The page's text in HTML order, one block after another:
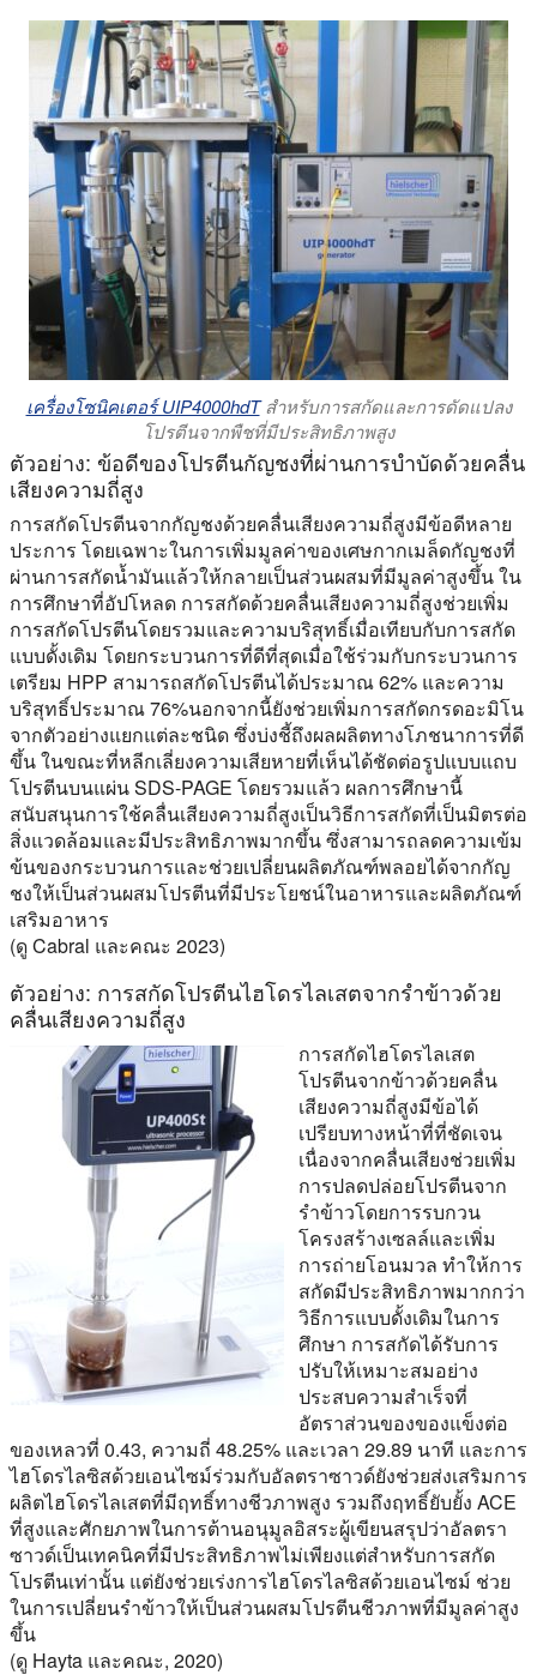
เครื่องโซนิคเตอร์ UIP4000hdTสำหรับการสกัดและการดัดแปลง
โปรตีนจากพืชที่มีประสิทธิภาพสูง
ตัวอย่าง: ข้อดีของโปรตีนกัญชงที่ผ่านการบำบัดด้วยคลื่น
เสียงความถี่สูง
การสกัดโปรตีนจากกัญชงด้วยคลื่นเสียงความถี่สูงมีข้อดีหลาย
ประการ โดยเฉพาะในการเพิ่มมูลค่าของเศษกากเมล็ดกัญชงที่
ผ่านการสกัดน้ำมันแล้วให้กลายเป็นส่วนผสมที่มีมูลค่าสูงขึ้น ใน
การศึกษาที่อัปโหลด การสกัดด้วยคลื่นเสียงความถี่สูงช่วยเพิ่ม
การสกัดโปรตีนโดยรวมและความบริสุทธิ์เมื่อเทียบกับการสกัด
แบบดั้งเดิม โดยกระบวนการที่ดีที่สุดเมื่อใช้ร่วมกับกระบวนการ
เตรียม HPP สามารถสกัดโปรตีนได้ประมาณ 62% และความ
บริสุทธิ์ประมาณ 76%นอกจากนี้ยังช่วยเพิ่มการสกัดกรดอะมิโน
จากตัวอย่างแยกแต่ละชนิด ซึ่งบ่งชี้ถึงผลผลิตทางโภชนาการที่ดี
ขึ้น ในขณะที่หลีกเลี่ยงความเสียหายที่เห็นได้ชัดต่อรูปแบบแถบ
โปรตีนบนแผ่น SDS-PAGE โดยรวมแล้ว ผลการศึกษานี้
สนับสนุนการใช้คลื่นเสียงความถี่สูงเป็นวิธีการสกัดที่เป็นมิตรต่อ
สิ่งแวดล้อมและมีประสิทธิภาพมากขึ้น ซึ่งสามารถลดความเข้ม
ข้นของกระบวนการและช่วยเปลี่ยนผลิตภัณฑ์พลอยได้จากกัญ
ชงให้เป็นส่วนผสมโปรตีนที่มีประโยชน์ในอาหารและผลิตภัณฑ์
เสริมอาหาร
(ดู Cabral และคณะ 2023)
ตัวอย่าง: การสกัดโปรตีนไฮโดรไลเสตจากรำข้าวด้วย
คลื่นเสียงความถี่สูง
การสกัดไฮโดรไลเสต
โปรตีนจากข้าวด้วยคลื่น
เสียงความถี่สูงมีข้อได้
เปรียบทางหน้าที่ที่ชัดเจน
เนื่องจากคลื่นเสียงช่วยเพิ่ม
การปลดปล่อยโปรตีนจาก
รำข้าวโดยการรบกวน
โครงสร้างเซลล์และเพิ่ม
การถ่ายโอนมวล ทำให้การ
สกัดมีประสิทธิภาพมากกว่า
วิธีการแบบดั้งเดิมในการ
ศึกษา การสกัดได้รับการ
ปรับให้เหมาะสมอย่าง
ประสบความสำเร็จที่
อัตราส่วนของของแข็งต่อ
ของเหลวที่ 0.43, ความถี่ 48.25% และเวลา 29.89 นาที และการ
ไฮโดรไลซิสด้วยเอนไซม์ร่วมกับอัลตราซาวด์ยังช่วยส่งเสริมการ
ผลิตไฮโดรไลเสตที่มีฤทธิ์ทางชีวภาพสูง รวมถึงฤทธิ์ยับยั้ง ACE
ที่สูงและศักยภาพในการต้านอนุมูลอิสระผู้เขียนสรุปว่าอัลตรา
ซาวด์เป็นเทคนิคที่มีประสิทธิภาพไม่เพียงแต่สำหรับการสกัด
โปรตีนเท่านั้น แต่ยังช่วยเร่งการไฮโดรไลซิสด้วยเอนไซม์ ช่วย
ในการเปลี่ยนรำข้าวให้เป็นส่วนผสมโปรตีนชีวภาพที่มีมูลค่าสูง
ขึ้น
(ดู Hayta และคณะ, 2020)